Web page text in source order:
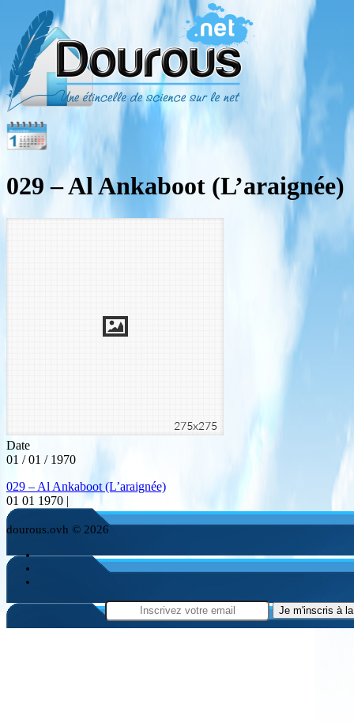
029 – Al Ankaboot (L’araignée)
Date
01 / 01 / 1970
029 – Al Ankaboot (L’araignée)
01 01 1970 |
dourous.ovh © 2026